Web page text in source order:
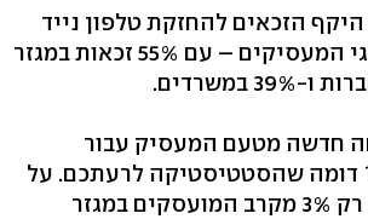
הזכאים להחזקת טלפון נייד
דומה בקרב כל סוגי המעסיקים – עם 55% זכאות במגזר
חדשה מטעם המעסיק עבור
דומה שהסטטיסטיקה לרעתכם. על
פי נתוני הסקר – רק 3% מקרב המועסקים במגזר